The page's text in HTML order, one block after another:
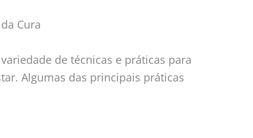
Cura
de técnicas e práticas para
Algumas das principais práticas